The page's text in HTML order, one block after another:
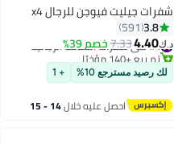
شفرات جيليت فيوجن للرجال x4
3.8
591
د.ك‏4.40
7.33خصم 39% #4 في شفرات الحلاقة الرجالية
تم بيع +140 مؤخرًا
#4 في شفرات الحلاقة الرجالية
لك رصيد مسترجع 10% + 1
احصل عليه خلال 14 - 15